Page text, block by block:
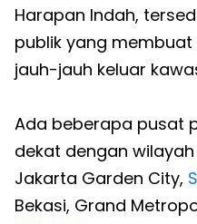
Harapan Indah,
publik yang
jauh-jauh keluar
Ada beberapa pusat
dekat dengan wilayah
Jakarta Garden City,
Bekasi, Grand